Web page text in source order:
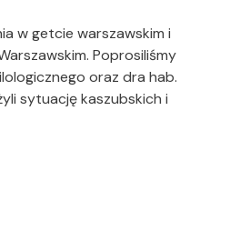
w getcie warszawskim i
Poprosiliśmy
oraz dra hab.
sytuację kaszubskich i